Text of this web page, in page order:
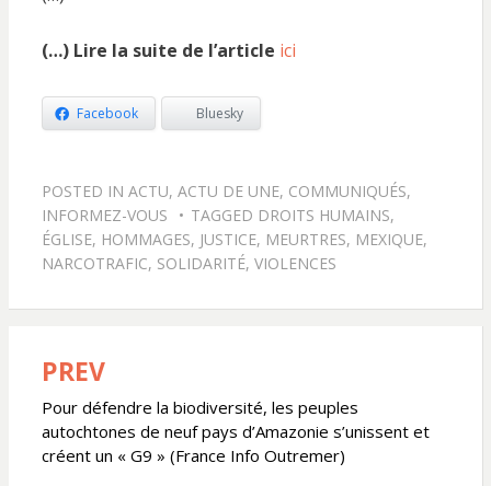
(…) Lire la suite de l’article ici
Facebook Bluesky
POSTED IN ACTU, ACTU DE UNE, COMMUNIQUÉS,
INFORMEZ-VOUS
TAGGED DROITS HUMAINS,
ÉGLISE, HOMMAGES, JUSTICE, MEURTRES, MEXIQUE,
NARCOTRAFIC, SOLIDARITÉ, VIOLENCES
Navigation
de
l’article
PREV
Pour défendre la biodiversité, les peuples
autochtones de neuf pays d’Amazonie s’unissent et
créent un « G9 » (France Info Outremer)